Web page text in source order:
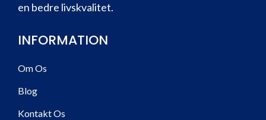
en bedre livskvalitet.
INFORMATION
Om Os
Blog
Kontakt Os